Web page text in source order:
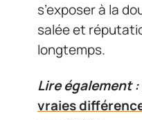
s’exposer à la
salée et
longtemps.
Lire également :
vraies